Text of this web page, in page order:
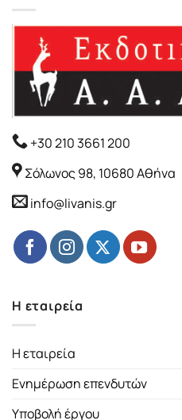
+30 210 3661 200
Σόλωνος 98, 10680 Αθήνα
info@livanis.gr
Η εταιρεία
Η εταιρεία
Ενημέρωση επενδυτών
Υποβολή έργου